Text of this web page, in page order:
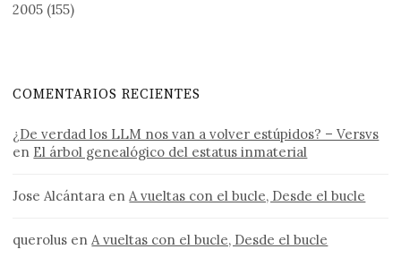
2005 (155)
COMENTARIOS RECIENTES
¿De verdad los LLM nos van a volver estúpidos? – Versvs
en El árbol genealógico del estatus inmaterial
Jose Alcántara en A vueltas con el bucle, Desde el bucle
querolus en A vueltas con el bucle, Desde el bucle